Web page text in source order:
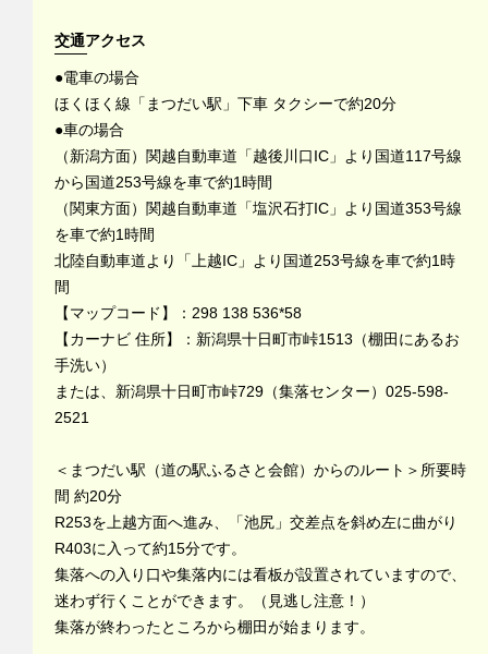
交通アクセス
●電車の場合
ほくほく線「まつだい駅」下車 タクシーで約20分
●車の場合
（新潟方面）関越自動車道「越後川口IC」より国道117号線
から国道253号線を車で約1時間
（関東方面）関越自動車道「塩沢石打IC」より国道353号線
を車で約1時間
北陸自動車道より「上越IC」より国道253号線を車で約1時
間
【マップコード】：298 138 536*58
【カーナビ 住所】：新潟県十日町市峠1513（棚田にあるお
手洗い）
または、新潟県十日町市峠729（集落センター）025-598-
2521
＜まつだい駅（道の駅ふるさと会館）からのルート＞所要時
間 約20分
R253を上越方面へ進み、「池尻」交差点を斜め左に曲がり
R403に入って約15分です。
集落への入り口や集落内には看板が設置されていますので、
迷わず行くことができます。（見逃し注意！）
集落が終わったところから棚田が始まります。